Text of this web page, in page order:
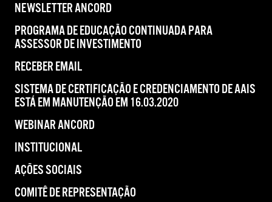
NEWSLETTER ANCORD
PROGRAMA DE EDUCAÇÃO CONTINUADA PARA
ASSESSOR DE INVESTIMENTO
RECEBER EMAIL
SISTEMA DE CERTIFICAÇÃO E CREDENCIAMENTO DE AAIS
ESTÁ EM MANUTENÇÃO EM 16.03.2020
WEBINAR ANCORD
INSTITUCIONAL
AÇÕES SOCIAIS
COMITÊ DE REPRESENTAÇÃO